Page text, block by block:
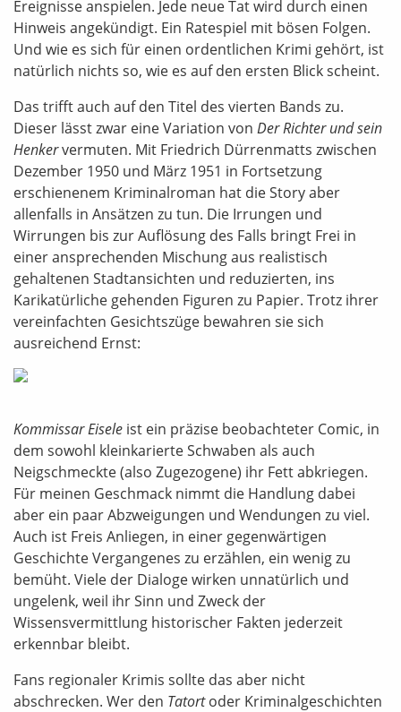
Ereignisse anspielen. Jede neue Tat wird durch einen
Hinweis angekündigt. Ein Ratespiel mit bösen Folgen.
Und wie es sich für einen ordentlichen Krimi gehört, ist
natürlich nichts so, wie es auf den ersten Blick scheint.
Das trifft auch auf den Titel des vierten Bands zu.
Dieser lässt zwar eine Variation von Der Richter und sein
Henkervermuten. Mit Friedrich Dürrenmatts zwischen
Dezember 1950 und März 1951 in Fortsetzung
erschienenem Kriminalroman hat die Story aber
allenfalls in Ansätzen zu tun. Die Irrungen und
Wirrungen bis zur Auflösung des Falls bringt Frei in
einer ansprechenden Mischung aus realistisch
gehaltenen Stadtansichten und reduzierten, ins
Karikatürliche gehenden Figuren zu Papier. Trotz ihrer
vereinfachten Gesichtszüge bewahren sie sich
ausreichend Ernst:
Kommissar Eisele ist ein präzise beobachteter Comic, in
dem sowohl kleinkarierte Schwaben als auch
Neigschmeckte (also Zugezogene) ihr Fett abkriegen.
Für meinen Geschmack nimmt die Handlung dabei
aber ein paar Abzweigungen und Wendungen zu viel.
Auch ist Freis Anliegen, in einer gegenwärtigen
Geschichte Vergangenes zu erzählen, ein wenig zu
bemüht. Viele der Dialoge wirken unnatürlich und
ungelenk, weil ihr Sinn und Zweck der
Wissensvermittlung historischer Fakten jederzeit
erkennbar bleibt.
Fans regionaler Krimis sollte das aber nicht
abschrecken. Wer den Tatortoder Kriminalgeschichten